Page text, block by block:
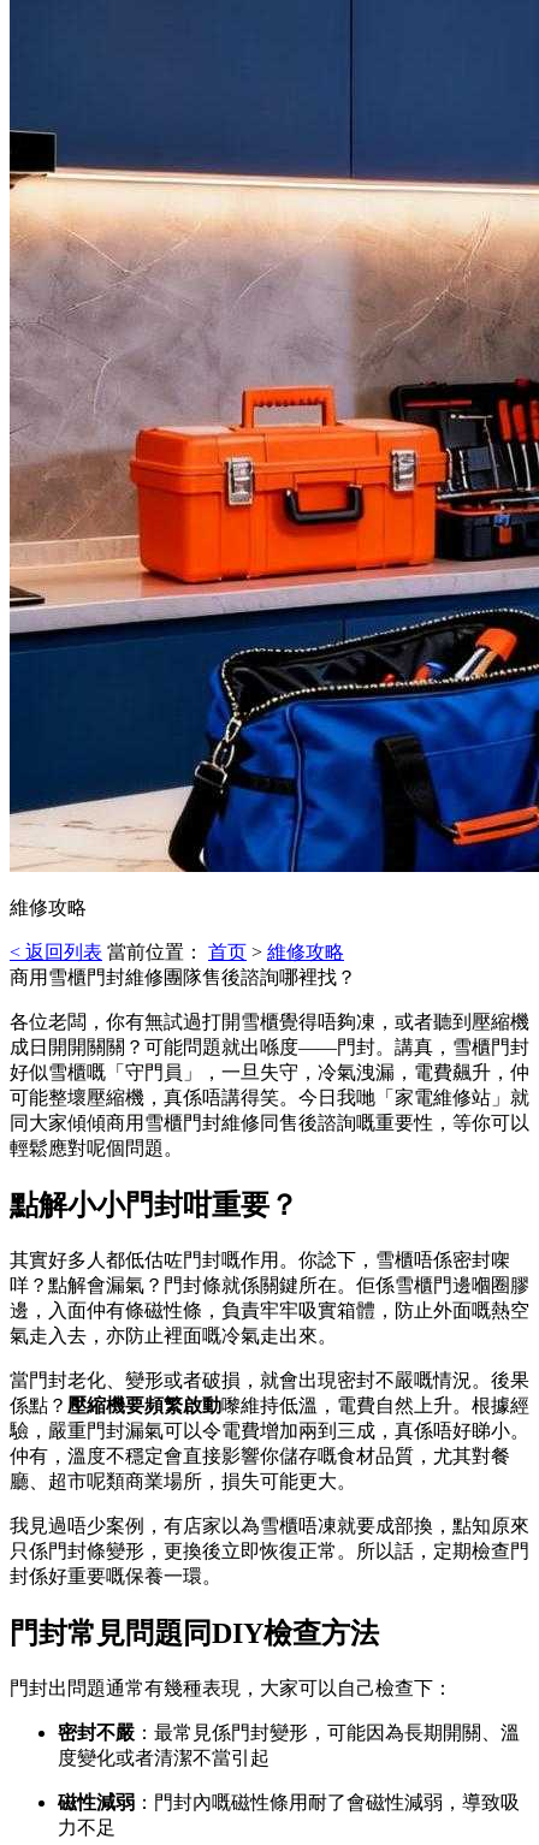
維修攻略
< 返回列表 當前位置： 首页 > 維修攻略
商用雪櫃門封維修團隊售後諮詢哪裡找？
各位老闆，你有無試過打開雪櫃覺得唔夠凍，或者聽到壓縮機
成日開開關關？可能問題就出喺度——門封。講真，雪櫃門封
好似雪櫃嘅「守門員」，一旦失守，冷氣洩漏，電費飆升，仲
可能整壞壓縮機，真係唔講得笑。今日我哋「家電維修站」就
同大家傾傾商用雪櫃門封維修同售後諮詢嘅重要性，等你可以
輕鬆應對呢個問題。
點解小小門封咁重要？
其實好多人都低估咗門封嘅作用。你諗下，雪櫃唔係密封㗎
咩？點解會漏氣？門封條就係關鍵所在。佢係雪櫃門邊嗰圈膠
邊，入面仲有條磁性條，負責牢牢吸實箱體，防止外面嘅熱空
氣走入去，亦防止裡面嘅冷氣走出來。
當門封老化、變形或者破損，就會出現密封不嚴嘅情況。後果
係點？ 壓縮機要頻繁啟動嚟維持低溫，電費自然上升。根據經
驗，嚴重門封漏氣可以令電費增加兩到三成，真係唔好睇小。
仲有，溫度不穩定會直接影響你儲存嘅食材品質，尤其對餐
廳、超市呢類商業場所，損失可能更大。
我見過唔少案例，有店家以為雪櫃唔凍就要成部換，點知原來
只係門封條變形，更換後立即恢復正常。所以話，定期檢查門
封係好重要嘅保養一環。
門封常見問題同DIY檢查方法
門封出問題通常有幾種表現，大家可以自己檢查下：
密封不嚴 ：最常見係門封變形，可能因為長期開關、溫
度變化或者清潔不當引起
磁性減弱 ：門封內嘅磁性條用耐了會磁性減弱，導致吸
力不足